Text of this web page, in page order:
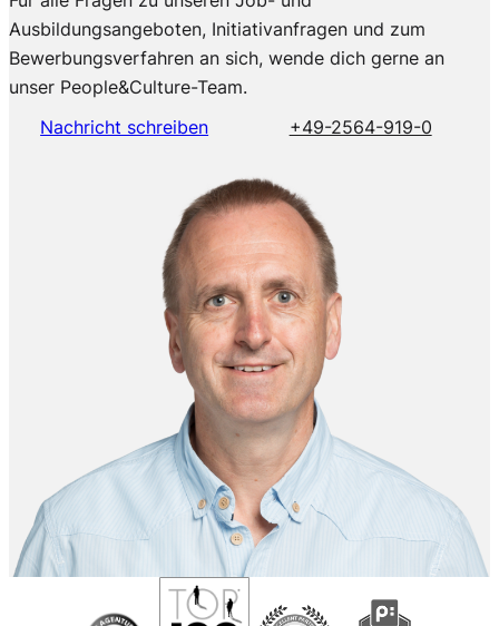
Ausbildungsangeboten, Initiativanfragen und zum
Bewerbungsverfahren an sich, wende dich gerne an
unser People&Culture-Team.
Nachricht schreiben
+49-2564-919-0